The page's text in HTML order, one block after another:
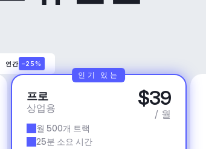
연간 –25%
프로
상업용 $39
/ 월
월 500개 트랙
25분 소요 시간
인기 있는